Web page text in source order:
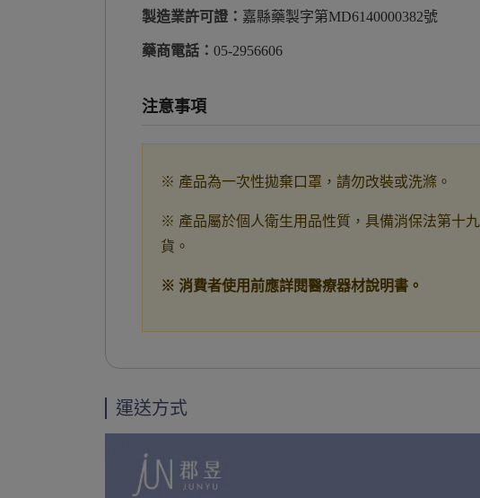
製造業許可證： 嘉縣藥製字第MD6140000382號
藥商電話： 05-2956606
注意事項
※ 產品為一次性拋棄口罩，請勿改裝或洗滌。
※ 產品屬於個人衛生用品性質，具備消保法第十
貨。
※ 消費者使用前應詳閱醫療器材說明書。
運送方式